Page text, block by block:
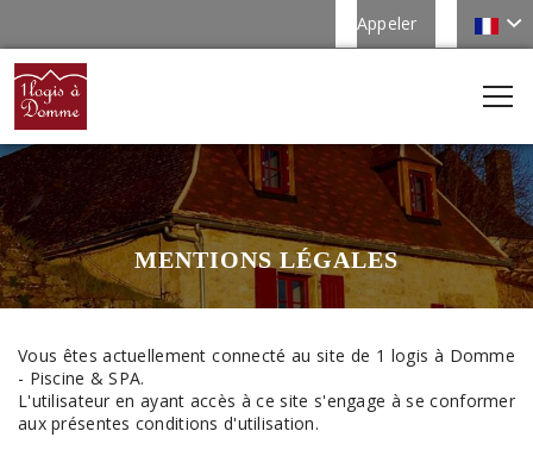
Appeler
MENTIONS LÉGALES
Vous êtes actuellement connecté au site de 1 logis à Domme
- Piscine & SPA.
L'utilisateur en ayant accès à ce site s'engage à se conformer
aux présentes conditions d'utilisation.